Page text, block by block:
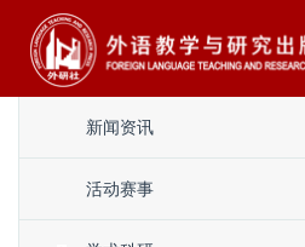
新闻资讯
活动赛事